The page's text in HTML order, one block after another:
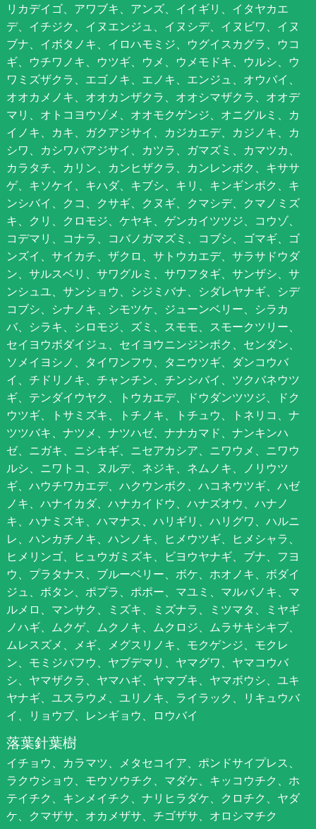
リカデイゴ、アワブキ、アンズ、イイギリ、イタヤカエ
デ、イチジク、イヌエンジュ、イヌシデ、イヌビワ、イヌ
ブナ、イボタノキ、イロハモミジ、ウグイスカグラ、ウコ
ギ、ウチワノキ、ウツギ、ウメ、ウメモドキ、ウルシ、ウ
ワミズザクラ、エゴノキ、エノキ、エンジュ、オウバイ、
オオカメノキ、オオカンザクラ、オオシマザクラ、オオデ
マリ、オトコヨウゾメ、オオモクゲンジ、オニグルミ、カ
イノキ、カキ、ガクアジサイ、カジカエデ、カジノキ、カ
シワ、カシワバアジサイ、カツラ、ガマズミ、カマツカ、
カラタチ、カリン、カンヒザクラ、カンレンボク、キササ
ゲ、キソケイ、キハダ、キブシ、キリ、キンギンボク、キ
ンシバイ、クコ、クサギ、クヌギ、クマシデ、クマノミズ
キ、クリ、クロモジ、ケヤキ、ゲンカイツツジ、コウゾ、
コデマリ、コナラ、コバノガマズミ、コブシ、ゴマギ、ゴ
ンズイ、サイカチ、ザクロ、サトウカエデ、サラサドウダ
ン、サルスベリ、サワグルミ、サワフタギ、サンザシ、サ
ンシュユ、サンショウ、シジミバナ、シダレヤナギ、シデ
コブシ、シナノキ、シモツケ、ジューンベリー、シラカ
バ、シラキ、シロモジ、ズミ、スモモ、スモークツリー、
セイヨウボダイジュ、セイヨウニンジンボク、センダン、
ソメイヨシノ、タイワンフウ、タニウツギ、ダンコウバ
イ、チドリノキ、チャンチン、チンシバイ、ツクバネウツ
ギ、テンダイウヤク、トウカエデ、ドウダンツツジ、ドク
ウツギ、トサミズキ、トチノキ、トチュウ、トネリコ、ナ
ツツバキ、ナツメ、ナツハゼ、ナナカマド、ナンキンハ
ゼ、ニガキ、ニシキギ、ニセアカシア、ニワウメ、ニワウ
ルシ、ニワトコ、ヌルデ、ネジキ、ネムノキ、ノリウツ
ギ、ハウチワカエデ、ハクウンボク、ハコネウツギ、ハゼ
ノキ、ハナイカダ、ハナカイドウ、ハナズオウ、ハナノ
キ、ハナミズキ、ハマナス、ハリギリ、ハリグワ、ハルニ
レ、ハンカチノキ、ハンノキ、ヒメウツギ、ヒメシャラ、
ヒメリンゴ、ヒュウガミズキ、ビヨウヤナギ、ブナ、フヨ
ウ、プラタナス、ブルーベリー、ボケ、ホオノキ、ボダイ
ジュ、ボタン、ポプラ、ポポー、マユミ、マルバノキ、マ
ルメロ、マンサク、ミズキ、ミズナラ、ミツマタ、ミヤギ
ノハギ、ムクゲ、ムクノキ、ムクロジ、ムラサキシキブ、
ムレスズメ、メギ、メグスリノキ、モクゲンジ、モクレ
ン、モミジバフウ、ヤブデマリ、ヤマグワ、ヤマコウバ
シ、ヤマザクラ、ヤマハギ、ヤマブキ、ヤマボウシ、ユキ
ヤナギ、ユスラウメ、ユリノキ、ライラック、リキュウバ
イ、リョウブ、レンギョウ、ロウバイ
落葉針葉樹
イチョウ、カラマツ、メタセコイア、ポンドサイプレス、
ラクウショウ、モウソウチク、マダケ、キッコウチク、ホ
テイチク、キンメイチク、ナリヒラダケ、クロチク、ヤダ
ケ、クマザサ、オカメザサ、チゴザサ、オロシマチク